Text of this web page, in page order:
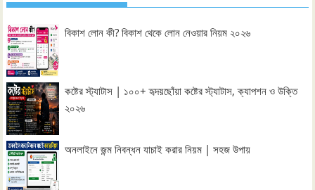
বিকাশ লোন কী? বিকাশ থেকে লোন নেওয়ার নিয়ম ২০২৬
কষ্টের স্ট্যাটাস | ১০০+ হৃদয়ছোঁয়া কষ্টের স্ট্যাটাস, ক্যাপশন ও উক্তি
২০২৬
অনলাইনে জন্ম নিবন্ধন যাচাই করার নিয়ম | সহজ উপায়